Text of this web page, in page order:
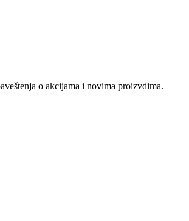
o akcijama i novima proizvdima.